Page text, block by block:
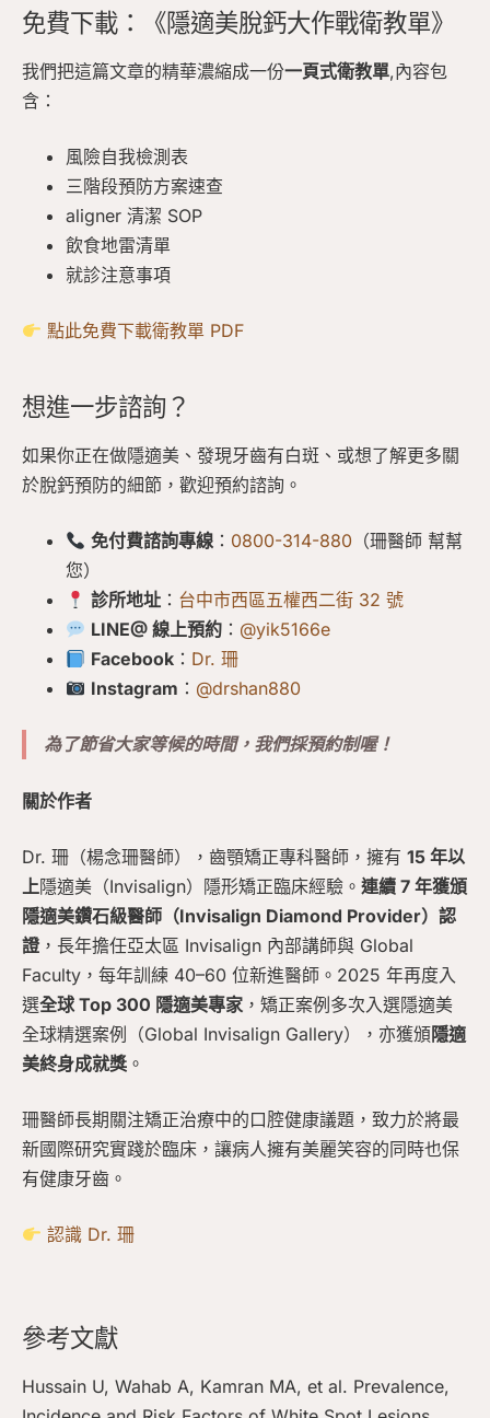
免費下載：《隱適美脫鈣大作戰衛教單》
我們把這篇文章的精華濃縮成一份一頁式衛教單,內容包
含：
風險自我檢測表
三階段預防方案速查
aligner 清潔 SOP
飲食地雷清單
就診注意事項
點此免費下載衛教單 PDF
想進一步諮詢？
如果你正在做隱適美、發現牙齒有白斑、或想了解更多關
於脫鈣預防的細節，歡迎預約諮詢。
免付費諮詢專線 ： 0800-314-880 （珊醫師 幫幫
您）
診所地址 ： 台中市西區五權西二街 32 號
LINE@ 線上預約 ： @yik5166e
Facebook ： Dr. 珊
Instagram ： @drshan880
為了節省大家等候的時間，我們採預約制喔！
關於作者
Dr. 珊（楊念珊醫師），齒顎矯正專科醫師，擁有 15 年以
上隱適美（Invisalign）隱形矯正臨床經驗。 連續 7 年獲頒
隱適美鑽石級醫師（Invisalign Diamond Provider）認
證 ，長年擔任亞太區 Invisalign 內部講師與 Global
Faculty，每年訓練 40–60 位新進醫師。2025 年再度入
選全球 Top 300 隱適美專家 ，矯正案例多次入選隱適美
全球精選案例（Global Invisalign Gallery），亦獲頒隱適
美終身成就獎 。
珊醫師長期關注矯正治療中的口腔健康議題，致力於將最
新國際研究實踐於臨床，讓病人擁有美麗笑容的同時也保
有健康牙齒。
認識 Dr. 珊
參考文獻
Hussain U, Wahab A, Kamran MA, et al. Prevalence,